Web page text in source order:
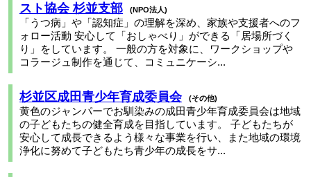
スト協会 杉並支部
NPO法人
「うつ病」や「認知症」の理解を深め、家族や支援者へのフ
ォロー活動 安心して「おしゃべり」ができる「居場所づく
り」をしています。 一般の方を対象に、ワークショップや
コラージュ制作を通じて、コミュニケーシ...
杉並区成田青少年育成委員会 その他
黄色のジャンパーでお馴染みの成田青少年育成委員会は地域
の子どもたちの健全育成を目指しています。 子どもたちが
安心して成長できるよう様々な事業を行い、また地域の環境
浄化に努めて子どもたち青少年の成長をサ...